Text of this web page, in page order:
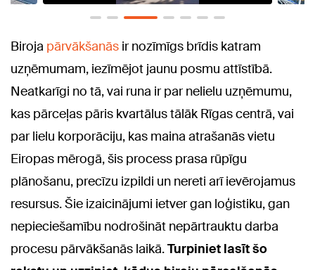
Biroja pārvākšanās ir nozīmīgs brīdis katram
uzņēmumam, iezīmējot jaunu posmu attīstībā.
Neatkarīgi no tā, vai runa ir par nelielu uzņēmumu,
kas pārceļas pāris kvartālus tālāk Rīgas centrā, vai
par lielu korporāciju, kas maina atrašanās vietu
Eiropas mērogā, šis process prasa rūpīgu
plānošanu, precīzu izpildi un nereti arī ievērojamus
resursus. Šie izaicinājumi ietver gan loģistiku, gan
nepieciešamību nodrošināt nepārtrauktu darba
procesu pārvākšanās laikā.Turpiniet lasīt šo